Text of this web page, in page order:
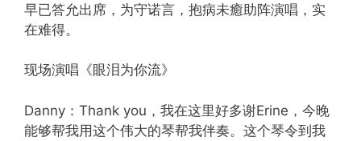
早已答允出席，为守诺言，抱病未癒助阵演唱，实
在难得。
现场演唱《眼泪为你流》
Danny：Thank you，我在这里好多谢Erine，今晚
能够帮我用这个伟大的琴帮我伴奏。这个琴令到我